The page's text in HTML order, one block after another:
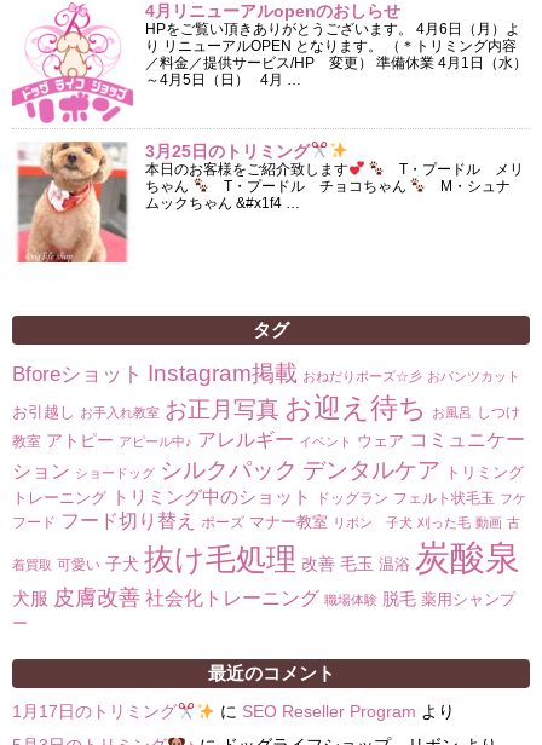
4月リニューアルopenのおしらせ
HPをご覧い頂きありがとうございます。 4月6日（月）よ
り リニューアルOPEN となります。 （＊トリミング内容
／料金／提供サービス/HP 変更） 準備休業 4月1日（水）
～4月5日（日） 4月 …
3月25日のトリミング
本日のお客様をご紹介致します
T・プードル メリ
ちゃん
T・プードル チョコちゃん
M・シュナ
ムックちゃん &#x1f4 …
タグ
Bforeショット Instagram掲載 おねだりポーズ☆彡 おパンツカット
お引越し お手入れ教室 お正月写真 お迎え待ち お風呂 しつけ
教室 アトピー アピール中♪ アレルギー イベント ウェア コミュニケー
ション ショードッグ シルクパック デンタルケア
トリミング
トレーニング
トリミング中のショット ドッグラン フェルト状毛玉 フケ
フード フード切り替え ポーズ マナー教室 リボン 子犬 刈った毛 動画 古
着買取 可愛い 子犬 抜け毛処理 改善 毛玉 温浴 炭酸泉
犬服 皮膚改善 社会化トレーニング 職場体験 脱毛 薬用シャンプ
ー
最近のコメント
1月17日のトリミング に SEO Reseller Program より